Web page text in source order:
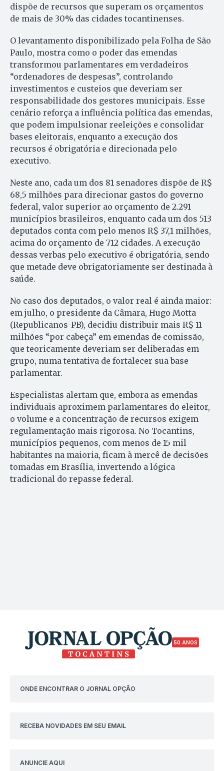
dispõe de recursos que superam os orçamentos
de mais de 30% das cidades tocantinenses.
O levantamento disponibilizado pela Folha de São
Paulo, mostra como o poder das emendas
transformou parlamentares em verdadeiros
“ordenadores de despesas”, controlando
investimentos e custeios que deveriam ser
responsabilidade dos gestores municipais. Esse
cenário reforça a influência política das emendas,
que podem impulsionar reeleições e consolidar
bases eleitorais, enquanto a execução dos
recursos é obrigatória e direcionada pelo
executivo.
Neste ano, cada um dos 81 senadores dispõe de R$
68,5 milhões para direcionar gastos do governo
federal, valor superior ao orçamento de 2.291
municípios brasileiros, enquanto cada um dos 513
deputados conta com pelo menos R$ 37,1 milhões,
acima do orçamento de 712 cidades. A execução
dessas verbas pelo executivo é obrigatória, sendo
que metade deve obrigatoriamente ser destinada à
saúde.
No caso dos deputados, o valor real é ainda maior:
em julho, o presidente da Câmara, Hugo Motta
(Republicanos-PB), decidiu distribuir mais R$ 11
milhões “por cabeça” em emendas de comissão,
que teoricamente deveriam ser deliberadas em
grupo, numa tentativa de fortalecer sua base
parlamentar.
Especialistas alertam que, embora as emendas
individuais aproximem parlamentares do eleitor,
o volume e a concentração de recursos exigem
regulamentação mais rigorosa. No Tocantins,
municípios pequenos, com menos de 15 mil
habitantes na maioria, ficam à mercê de decisões
tomadas em Brasília, invertendo a lógica
tradicional do repasse federal.
50 ANOS
ONDE ENCONTRAR O JORNAL OPÇÃO
RECEBA NOVIDADES EM SEU EMAIL
ANUNCIE AQUI